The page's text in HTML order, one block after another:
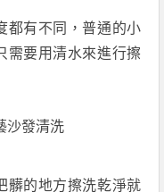
都有不同，普通的小
需要用清水來進行擦
沙發清洗
髒的地方擦洗乾淨就